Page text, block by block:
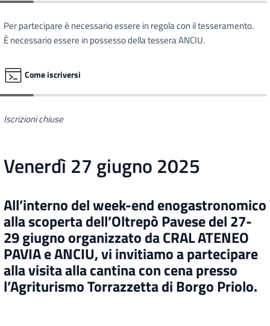
Per partecipare è necessario essere in regola con il tesseramento.
È necessario essere in possesso della tessera ANCIU.
Come iscriversi
Iscrizioni chiuse
Venerdì 27 giugno 2025
All’interno del week-end enogastronomico
alla scoperta dell’Oltrepò Pavese del 27-
29 giugno organizzato da CRAL ATENEO
PAVIA e ANCIU, vi invitiamo a partecipare
alla visita alla cantina con cena presso
l’Agriturismo Torrazzetta di Borgo Priolo.